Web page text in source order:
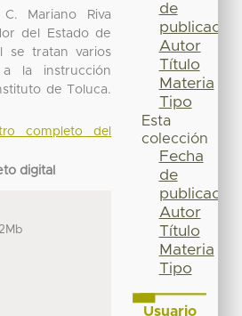
Mariano Riva
del Estado de
se tratan varios
la instrucción
de Toluca.
completo del
digital
de
publicación
Autor
Título
Materia
Tipo
Esta
colección
Fecha
de
publicación
Autor
Título
Materia
Tipo
Usuario